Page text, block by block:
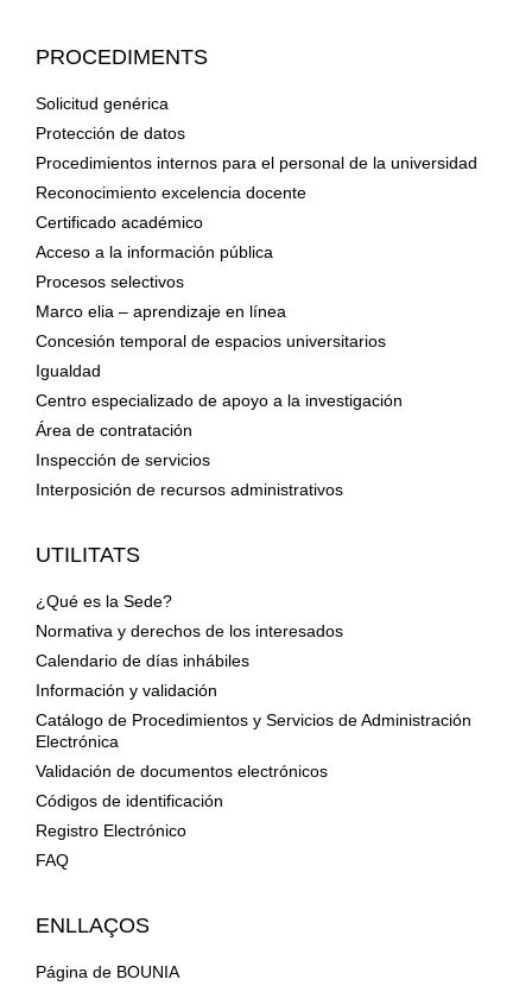
PROCEDIMENTS
Solicitud genérica
Protección de datos
Procedimientos internos para el personal de la universidad
Reconocimiento excelencia docente
Certificado académico
Acceso a la información pública
Procesos selectivos
Marco elia – aprendizaje en línea
Concesión temporal de espacios universitarios
Igualdad
Centro especializado de apoyo a la investigación
Área de contratación
Inspección de servicios
Interposición de recursos administrativos
UTILITATS
¿Qué es la Sede?
Normativa y derechos de los interesados
Calendario de días inhábiles
Información y validación
Catálogo de Procedimientos y Servicios de Administración
Electrónica
Validación de documentos electrónicos
Códigos de identificación
Registro Electrónico
FAQ
ENLLAÇOS
Página de BOUNIA